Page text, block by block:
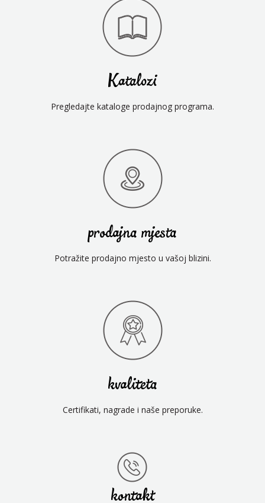
Katalozi
Pregledajte kataloge prodajnog programa.
prodajna mjesta
Potražite prodajno mjesto u vašoj blizini.
kvaliteta
Certifikati, nagrade i naše preporuke.
kontakt